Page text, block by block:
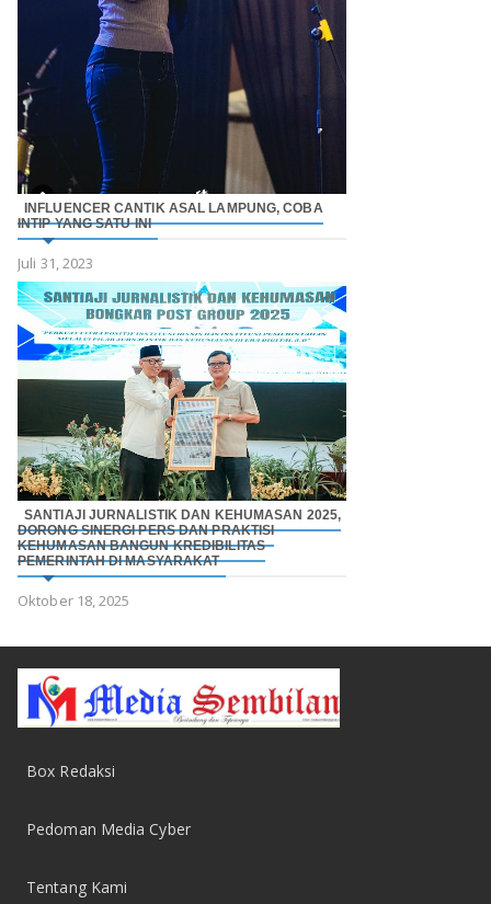
INFLUENCER CANTIK ASAL LAMPUNG, COBA
INTIP YANG SATU INI
Juli 31, 2023
SANTIAJI JURNALISTIK DAN KEHUMASAN 2025,
DORONG SINERGI PERS DAN PRAKTISI
KEHUMASAN BANGUN KREDIBILITAS
PEMERINTAH DI MASYARAKAT
Oktober 18, 2025
Box Redaksi
Pedoman Media Cyber
Tentang Kami